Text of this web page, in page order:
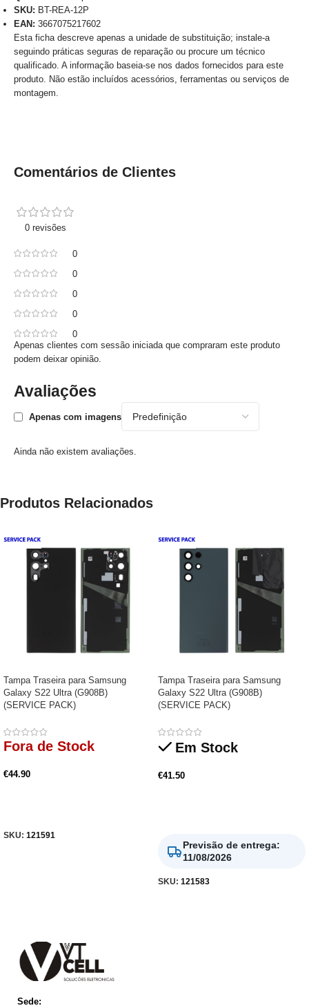
SKU: BT-REA-12P
EAN: 3667075217602
Esta ficha descreve apenas a unidade de substituição; instale-a
seguindo práticas seguras de reparação ou procure um técnico
qualificado. A informação baseia-se nos dados fornecidos para este
produto. Não estão incluídos acessórios, ferramentas ou serviços de
montagem.
Comentários de Clientes
0 revisões
0
0
0
0
0
Avaliações
Apenas com imagens
Ainda não existem avaliações.
Apenas clientes com sessão iniciada que compraram este produto
podem deixar opinião.
Produtos Relacionados
Tampa Traseira para Samsung
Galaxy S22 Ultra (G908B)
(SERVICE PACK)
Fora de Stock
€44.90
SKU: 121591
Tampa Traseira para Samsung
Galaxy S22 Ultra (G908B)
(SERVICE PACK)
Em Stock
€41.50
Previsão de entrega:
11/08/2026
SKU: 121583
Sede: